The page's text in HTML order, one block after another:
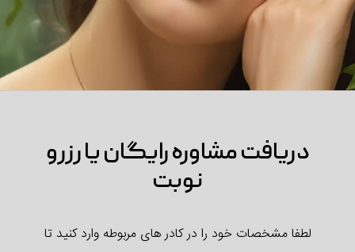
دریافت مشاوره رایگان یا رزرو
نوبت
لطفا مشخصات خود را در کادر های مربوطه وارد کنید تا